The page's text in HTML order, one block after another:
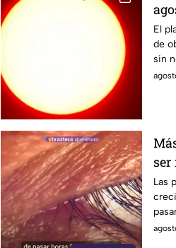
El
de
sin
ser
Las
su